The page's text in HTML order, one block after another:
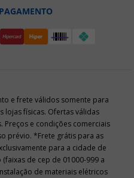
e frete válidos somente para
lojas físicas. Ofertas válidas
Preços e condições comerciais
prévio. *Frete grátis para as
para a cidade de
(faixas de cep de 01000-999 a
de materiais elétricos